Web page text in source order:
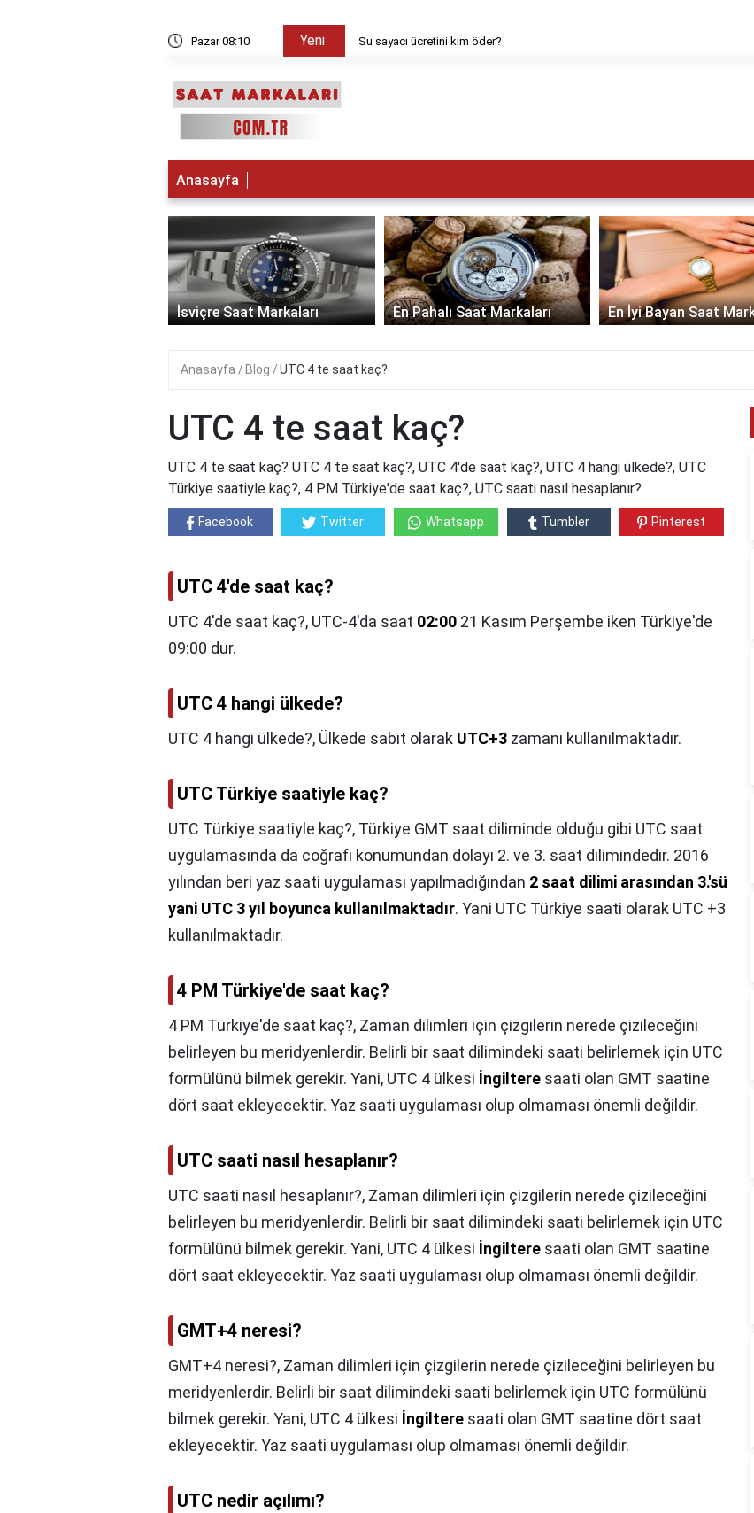
Pazar 08:10 Yeni Su sayacı ücretini kim öder?
Anasayfa
İsviçre Saat Markaları En Pahalı Saat Markaları En İyi Bayan Saat
‹
Anasayfa Blog UTC 4 te saat kaç?
UTC 4 te saat kaç?
UTC 4 te saat kaç? UTC 4 te saat kaç?, UTC 4'de saat kaç?, UTC 4 hangi ülkede?, UTC
Türkiye saatiyle kaç?, 4 PM Türkiye'de saat kaç?, UTC saati nasıl hesaplanır?
Facebook Twitter Whatsapp Tumbler Pinterest
UTC 4'de saat kaç?
UTC 4'de saat kaç?, UTC-4'da saat 02:00 21 Kasım Perşembe iken Türkiye'de
09:00 dur.
UTC 4 hangi ülkede?
UTC 4 hangi ülkede?, Ülkede sabit olarak UTC+3 zamanı kullanılmaktadır.
UTC Türkiye saatiyle kaç?
UTC Türkiye saatiyle kaç?, Türkiye GMT saat diliminde olduğu gibi UTC saat
uygulamasında da coğrafi konumundan dolayı 2. ve 3. saat dilimindedir. 2016
yılından beri yaz saati uygulaması yapılmadığından 2 saat dilimi arasından 3.'sü
yani UTC 3 yıl boyunca kullanılmaktadır. Yani UTC Türkiye saati olarak UTC +3
kullanılmaktadır.
4 PM Türkiye'de saat kaç?
4 PM Türkiye'de saat kaç?, Zaman dilimleri için çizgilerin nerede çizileceğini
belirleyen bu meridyenlerdir. Belirli bir saat dilimindeki saati belirlemek için UTC
formülünü bilmek gerekir. Yani, UTC 4 ülkesi İngiltere saati olan GMT saatine
dört saat ekleyecektir. Yaz saati uygulaması olup olmaması önemli değildir.
UTC saati nasıl hesaplanır?
UTC saati nasıl hesaplanır?, Zaman dilimleri için çizgilerin nerede çizileceğini
belirleyen bu meridyenlerdir. Belirli bir saat dilimindeki saati belirlemek için UTC
formülünü bilmek gerekir. Yani, UTC 4 ülkesi İngiltere saati olan GMT saatine
dört saat ekleyecektir. Yaz saati uygulaması olup olmaması önemli değildir.
GMT+4 neresi?
GMT+4 neresi?, Zaman dilimleri için çizgilerin nerede çizileceğini belirleyen bu
meridyenlerdir. Belirli bir saat dilimindeki saati belirlemek için UTC formülünü
bilmek gerekir. Yani, UTC 4 ülkesi İngiltere saati olan GMT saatine dört saat
ekleyecektir. Yaz saati uygulaması olup olmaması önemli değildir.
UTC nedir açılımı?